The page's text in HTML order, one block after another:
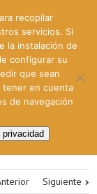
Siguiente
recopilar
servicios. Si
la instalación de
configurar su
que sean
tener en cuenta
de navegación